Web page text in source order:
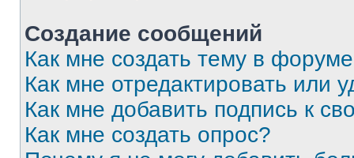
Создание сообщений
Как мне создать тему в
Как мне отредактировать или
Как мне добавить подпись к
Как мне создать опрос?